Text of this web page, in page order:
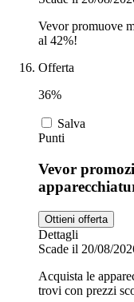
Vevor promuove
al 42%!
Offerta
36%
Salva
Punti
Vevor
Ottieni offerta
Dettagli
Scade il 20/08/
Acquista le
trovi con prezzi